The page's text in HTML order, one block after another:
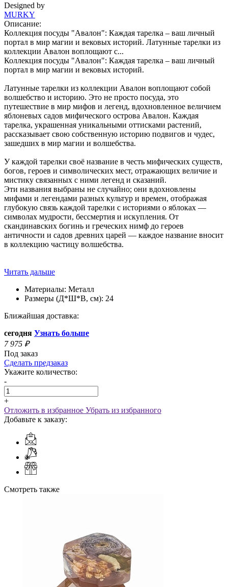
Designed by
MURKY
Описание:
Коллекция посуды "Авалон": Каждая тарелка – ваш личный
портал в мир магии и вековых историй. Латунные тарелки из
коллекции Авалон воплощают с...
Коллекция посуды "Авалон": Каждая тарелка – ваш личный
портал в мир магии и вековых историй.
Латунные тарелки из коллекции Авалон воплощают собой
волшебство и историю. Это не просто посуда, это
путешествие в мир мифов и легенд, вдохновленное величием
яблоневых садов мифического острова Авалон. Каждая
тарелка, украшенная уникальными оттисками растений,
рассказывает свою собственную историю подвигов и чудес,
зашедших в мир магии и волшебства.
У каждой тарелки своё название в честь мифических существ,
богов, героев и символических мест, отражающих величие и
мистику связанных с ними легенд и сказаний.
Эти названия выбраны не случайно; они вдохновлены
мифами и легендами разных культур и времен, отображая
глубокую связь каждой тарелки с историями о яблоках —
символах мудрости, бессмертия и искупления. От
скандинавских богинь и греческих нимф до героев
античности и садов древних царей — каждое название вносит
в коллекцию частицу волшебства.
Читать дальше
Материалы: Металл
Размеры (Д*Ш*В, см): 24
Ближайшая доставка:
сегодня Узнать больше
7 975 ₽
Под заказ
Сделать предзаказ
Укажите количество:
-
+
Отложить в избранное Убрать из избранного
Добавьте к заказу:
Смотреть также